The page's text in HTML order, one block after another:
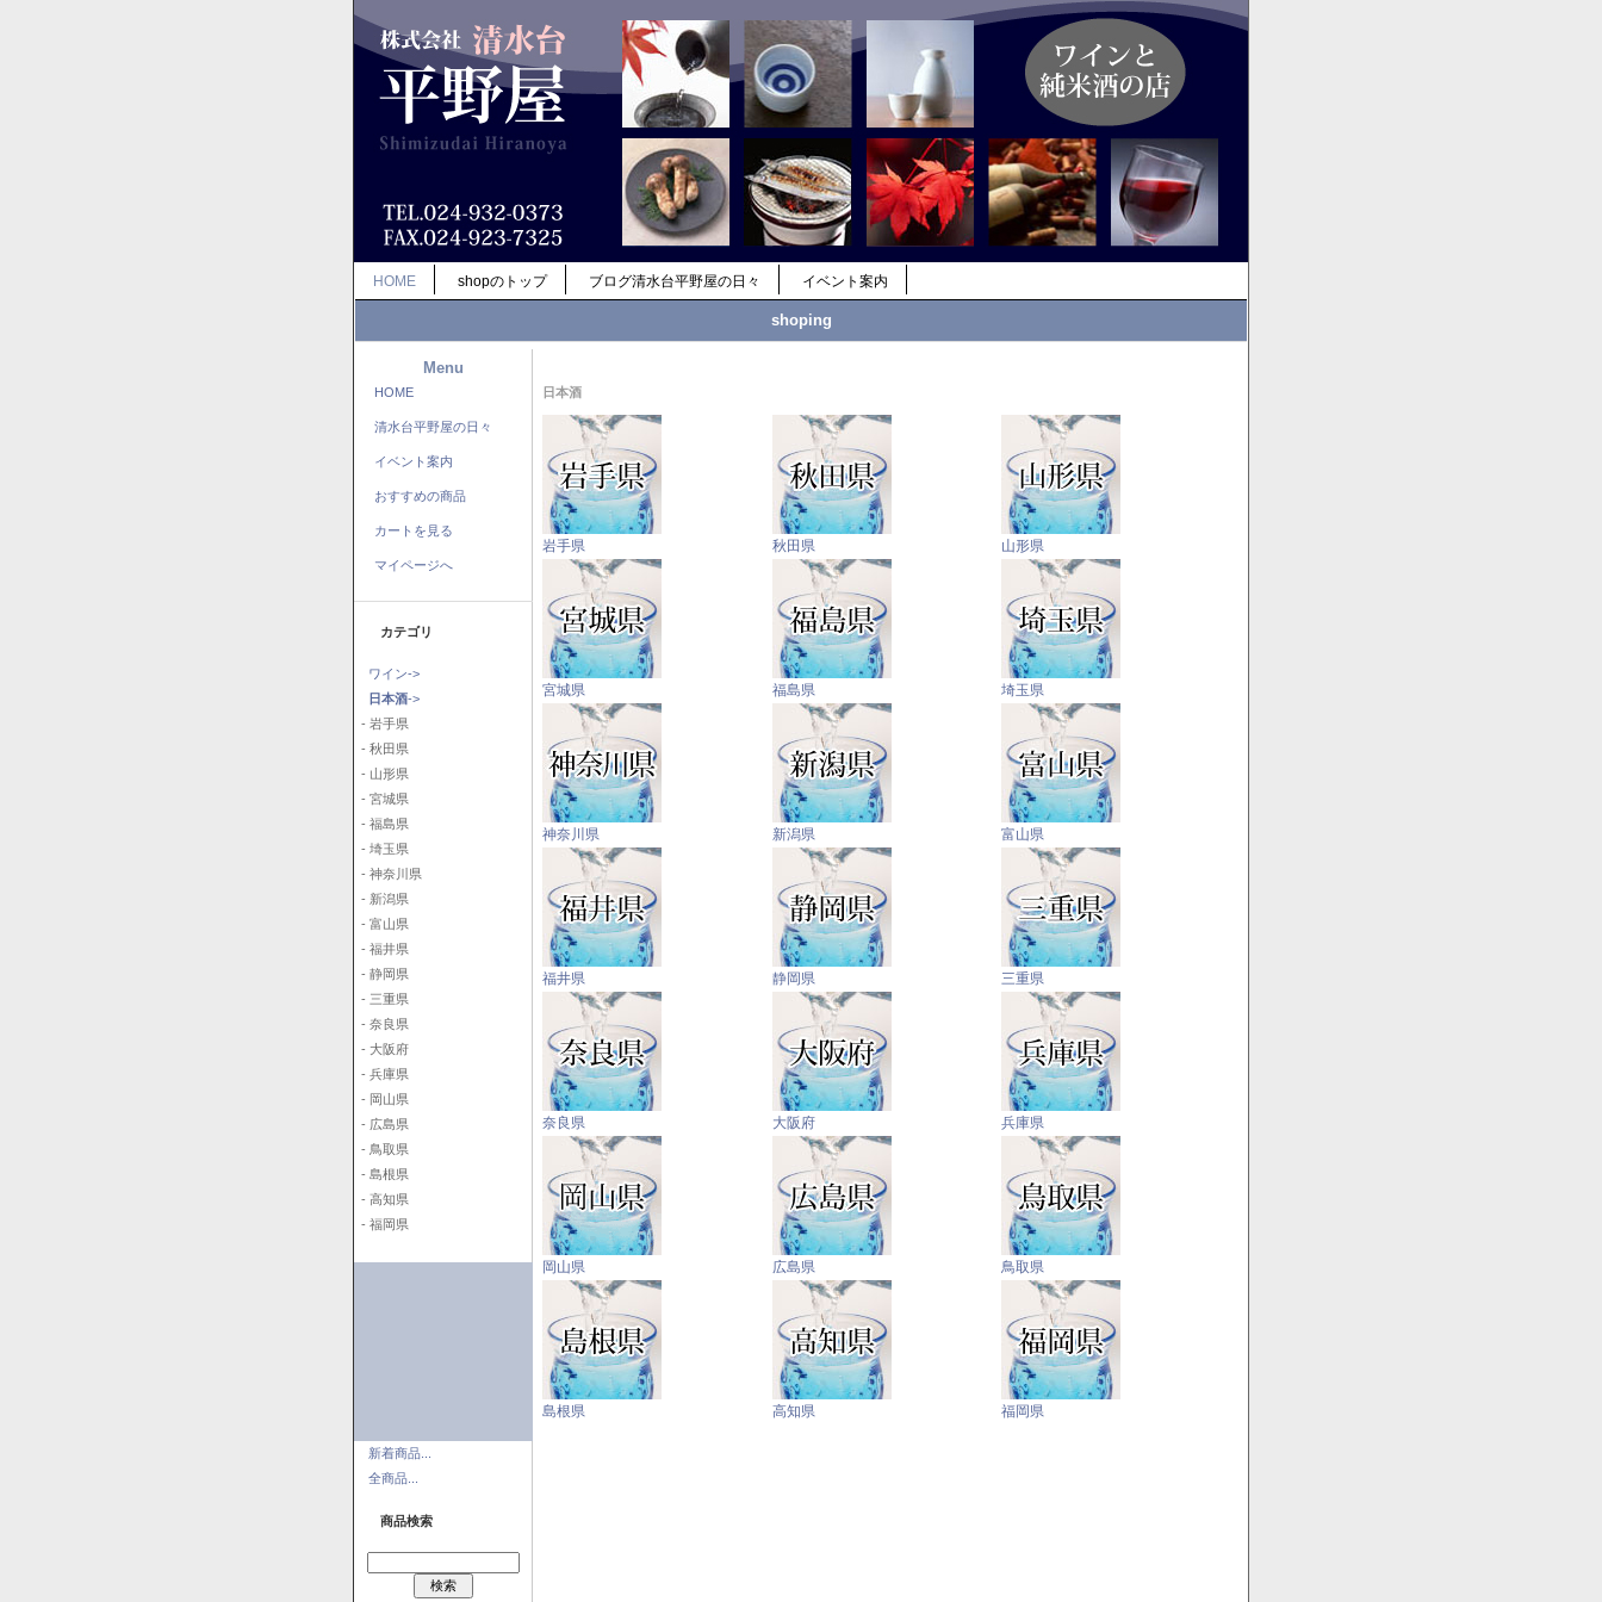
HOME shopのトップ ブログ清水台平野屋の日々 イベント案内
shoping
Menu
HOME
清水台平野屋の日々
イベント案内
おすすめの商品
カートを見る
マイページへ
カテゴリ
ワイン->
日本酒->
- 岩手県
- 秋田県
- 山形県
- 宮城県
- 福島県
- 埼玉県
- 神奈川県
- 新潟県
- 富山県
- 福井県
- 静岡県
- 三重県
- 奈良県
- 大阪府
- 兵庫県
- 岡山県
- 広島県
- 鳥取県
- 島根県
- 高知県
- 福岡県
新着商品...
全商品...
商品検索
日本酒
岩手県 秋田県 山形県
宮城県 福島県 埼玉県
神奈川県 新潟県 富山県
福井県 静岡県 三重県
奈良県 大阪府 兵庫県
岡山県 広島県 鳥取県
島根県 高知県 福岡県